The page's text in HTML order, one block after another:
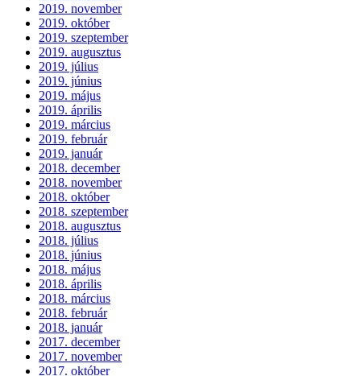
2019. november
2019. október
2019. szeptember
2019. augusztus
2019. július
2019. június
2019. május
2019. április
2019. március
2019. február
2019. január
2018. december
2018. november
2018. október
2018. szeptember
2018. augusztus
2018. július
2018. június
2018. május
2018. április
2018. március
2018. február
2018. január
2017. december
2017. november
2017. október